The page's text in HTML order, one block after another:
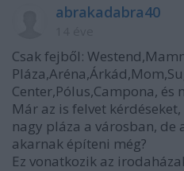
abrakadabra40
Csak fejből:
Center,Pólus,Campona, és
Már az is felvet
nagy pláza a városban, de
akarnak építeni még?
Ez vonatkozik az